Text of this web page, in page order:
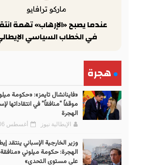
ماركو ترافايو
عندما يصبح «الإرهاب» تهمة
في الخطاب السياسي
هجرة
«فاينانشال تايمز»: «حكومة
موقفاً "منافقاً" في انتقاداتها
الهجرة
الإيطالية نيوز أغسطس 06, 2026
وزير الخارجية الإسباني ينتقد
الهجرة: حكومة ميلوني
على مستوى التحدي»